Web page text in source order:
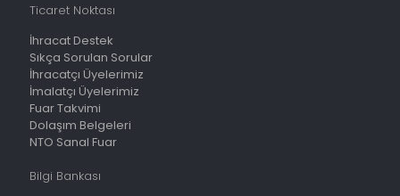
Ticaret Noktası
İhracat Destek
Sıkça Sorulan Sorular
İhracatçı Üyelerimiz
İmalatçı Üyelerimiz
Fuar Takvimi
Dolaşım Belgeleri
NTO Sanal Fuar
Bilgi Bankası